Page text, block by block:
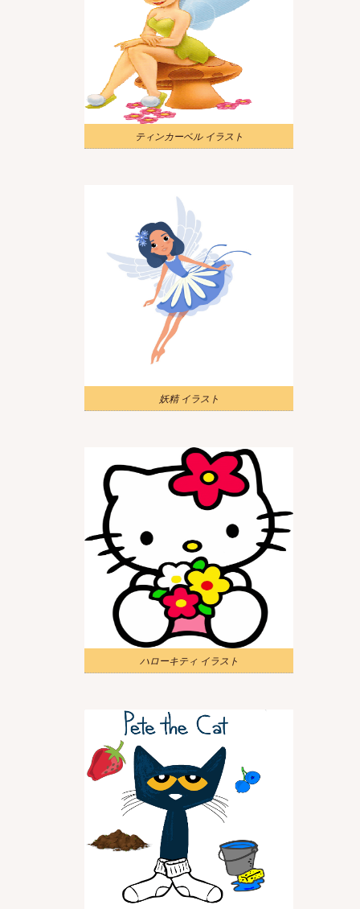
ティンカーベル イラスト
妖精 イラスト
ハローキティ イラスト